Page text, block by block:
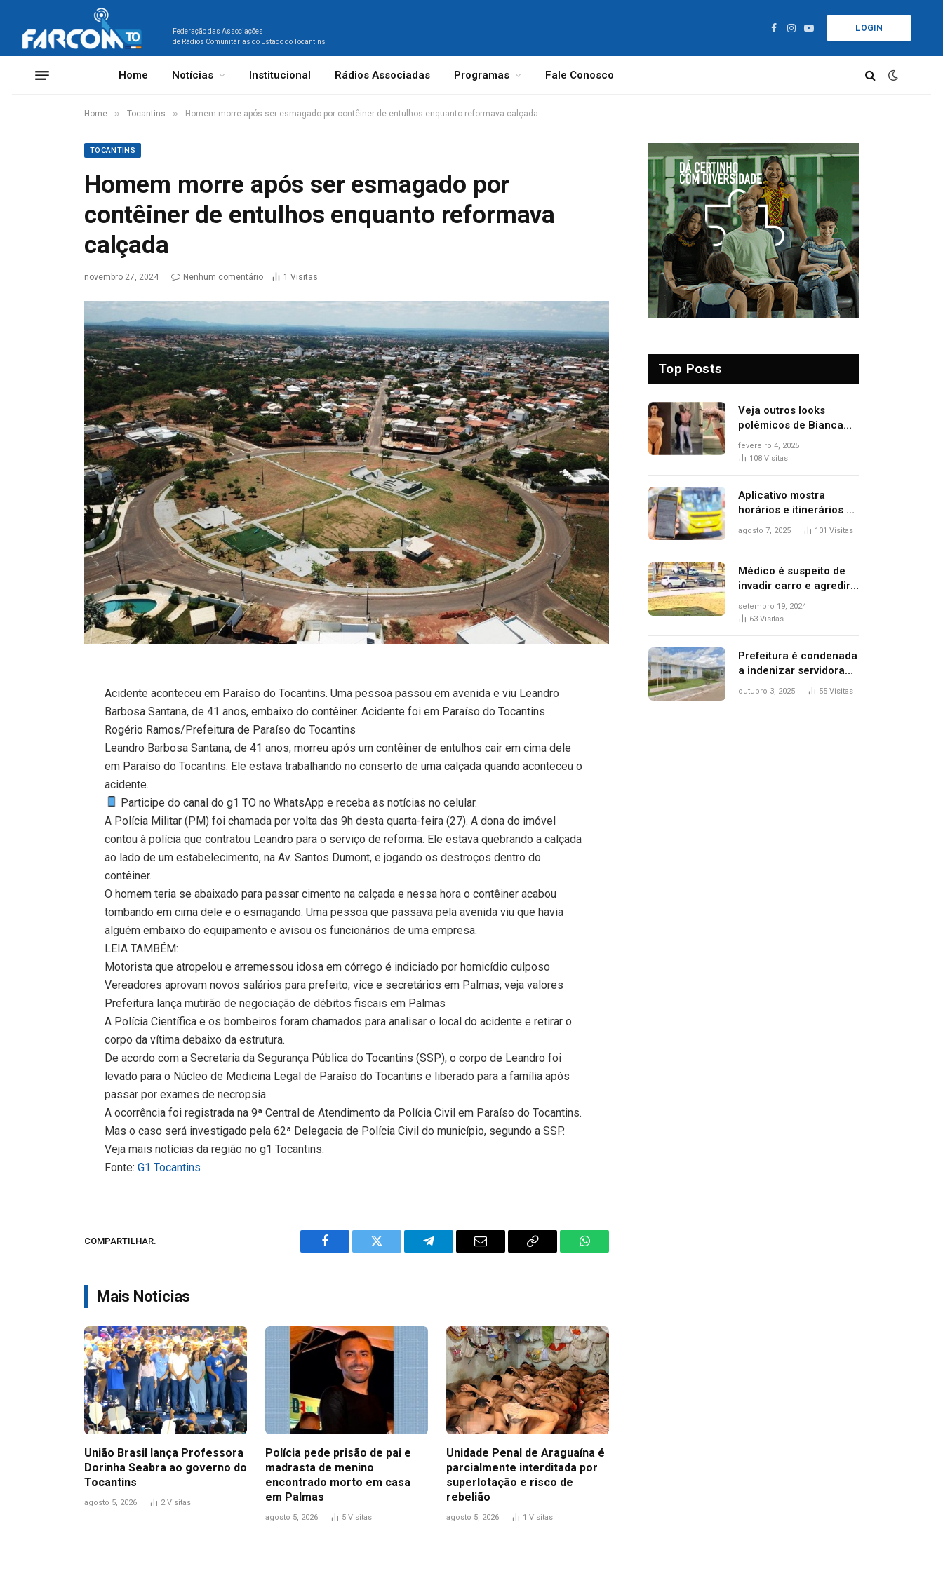
Federação das Associações
de Rádios Comunitárias do Estado do Tocantins
Facebook
Instagram
YouTube
LOGIN
Home Notícias Institucional Rádios Associadas Programas Fale Conosco
Home » Tocantins » Homem morre após ser esmagado por contêiner de entulhos enquanto reformava calçada
TOCANTINS
Homem morre após ser esmagado por
contêiner de entulhos enquanto reformava
calçada
novembro 27, 2024 Nenhum comentário 1 Visitas
Acidente aconteceu em Paraíso do Tocantins. Uma pessoa passou em avenida e viu Leandro
Barbosa Santana, de 41 anos, embaixo do contêiner. Acidente foi em Paraíso do Tocantins
Rogério Ramos/Prefeitura de Paraíso do Tocantins
Leandro Barbosa Santana, de 41 anos, morreu após um contêiner de entulhos cair em cima dele
em Paraíso do Tocantins. Ele estava trabalhando no conserto de uma calçada quando aconteceu o
acidente.
Participe do canal do g1 TO no WhatsApp e receba as notícias no celular.
A Polícia Militar (PM) foi chamada por volta das 9h desta quarta-feira (27). A dona do imóvel
contou à polícia que contratou Leandro para o serviço de reforma. Ele estava quebrando a calçada
ao lado de um estabelecimento, na Av. Santos Dumont, e jogando os destroços dentro do
contêiner.
O homem teria se abaixado para passar cimento na calçada e nessa hora o contêiner acabou
tombando em cima dele e o esmagando. Uma pessoa que passava pela avenida viu que havia
alguém embaixo do equipamento e avisou os funcionários de uma empresa.
LEIA TAMBÉM:
Motorista que atropelou e arremessou idosa em córrego é indiciado por homicídio culposo
Vereadores aprovam novos salários para prefeito, vice e secretários em Palmas; veja valores
Prefeitura lança mutirão de negociação de débitos fiscais em Palmas
A Polícia Científica e os bombeiros foram chamados para analisar o local do acidente e retirar o
corpo da vítima debaixo da estrutura.
De acordo com a Secretaria da Segurança Pública do Tocantins (SSP), o corpo de Leandro foi
levado para o Núcleo de Medicina Legal de Paraíso do Tocantins e liberado para a família após
passar por exames de necropsia.
A ocorrência foi registrada na 9ª Central de Atendimento da Polícia Civil em Paraíso do Tocantins.
Mas o caso será investigado pela 62ª Delegacia de Polícia Civil do município, segundo a SSP.
Veja mais notícias da região no g1 Tocantins.
Fonte:G1 Tocantins
COMPARTILHAR.
Facebook Twitter Telegram Email
Copy
WhatsApp
Mais Notícias
União Brasil lança Professora
Dorinha Seabra ao governo do
Tocantins
agosto 5, 2026 2Visitas
Polícia pede prisão de pai e
madrasta de menino
encontrado morto em casa
em Palmas
agosto 5, 2026 5 Visitas
Unidade Penal de Araguaína é
parcialmente interditada por
superlotação e risco de
rebelião
agosto 5, 2026 1 Visitas
Top Posts
Veja outros looks
polêmicos de Bianca
Censori, esposa de
Kanye West que
fevereiro 4, 2025
108 Visitas
Aplicativo mostra
horários e itinerários de
ônibus a usuários do
agosto 7, 2025 101 Visitas
Médico é suspeito de
invadir carro e agredir
delegado aposentado
durante confusão no
setembro 19, 2024
63 Visitas
Prefeitura é condenada
a indenizar servidora
temporária demitida
outubro 3, 2025 55 Visitas